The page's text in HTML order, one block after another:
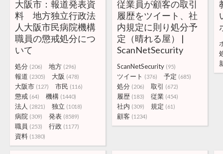
大阪市：報道発表資
料 地方独立行政法
人大阪市民病院機構
職員の懲戒処分につ
いて
処分 (206) 地方 (296)
報道 (2305) 大阪 (478)
大阪市 (127) 市民 (116)
懲戒 (64) 機構 (1440)
法人 (2821) 独立 (1018)
病院 (309) 発表 (8589)
職員 (253) 行政 (1177)
資料 (1380)
従業員が顧客の取引
履歴をツイート、社
内規定に則り処分予
定（晴れる屋） |
ScanNetSecurity
ScanNetSecurity (95)
ツイート (376) 予定 (685)
処分 (206) 取引 (672)
履歴 (183) 従業 (454)
社内 (309) 規定 (61)
顧客 (1234)